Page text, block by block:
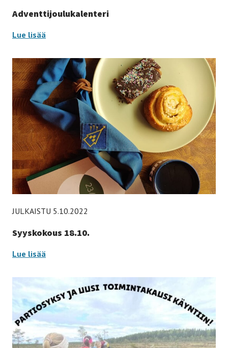
Adventtijoulukalenteri
Adventtijoulukalenteri
Lue lisää
JULKAISTU 5.10.2022
Syyskokous 18.10.
Syyskokous
Lue lisää